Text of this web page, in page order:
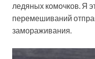
ледяных комочков. Я
перемешиваний
замораживания.